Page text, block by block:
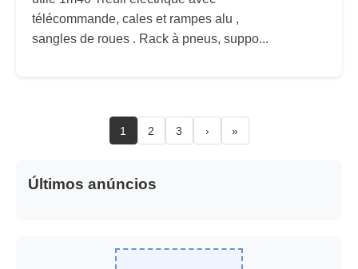
télécommande, cales et rampes alu ,
sangles de roues . Rack à pneus, suppo...
1 2 3 › »
Últimos anúncios